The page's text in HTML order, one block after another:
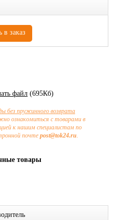
файл (695Кб)
без пружинного возврата
ознакомиться с товарами в
к нашим специалистам по
почте post@tok24.ru.
товары